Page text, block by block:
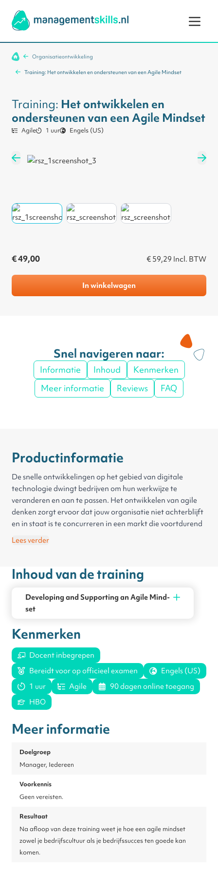
Organisatieontwikkeling
Training: Het ontwikkelen en ondersteunen van een Agile Mindset
Training: Het ontwikkelen en
ondersteunen van een Agile Mindset
Agile 1 uur Engels (US)
€ 49,00 € 59,29 Incl. BTW
In winkelwagen
Snel navigeren naar:
Informatie Inhoud
Kenmerken
Meer informatie
Reviews FAQ
Productinformatie
De snelle ontwikkelingen op het gebied van digitale
technologie dwingt bedrijven om hun werkwijze te
veranderen en aan te passen. Het ontwikkelen van agile
denken zorgt ervoor dat jouw organisatie niet achterblijft
en in staat is te concurreren in een markt die voortdurend
verandert.
kenmerken die een Agile mindset onderscheiden van een
fixed mindset. Verder komt aan bod hoe je een wendbare
onderneming aanmoedigt en opbouwt en hoe dit je bedrijf
helpt te groeien. Deze training behandelt ook hoe het
jouw bedrijfscultuur als jouw bedrijfssucces ten goede kan
komen.
Lees verder
Inhoud van de training
Developing and Supporting an Agile Mind-
set
Kenmerken
Docent inbegrepen
Bereidt voor op officieel examen
Engels (US)
1 uur
Agile
90 dagen online toegang
HBO
Meer informatie
Doelgroep
Manager, Iedereen
Voorkennis
Geen vereisten.
Resultaat
Na afloop van deze training weet je hoe een agile mindset
zowel je bedrijfscultuur als je bedrijfssucces ten goede kan
komen.